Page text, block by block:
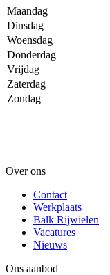
Maandag
Dinsdag
Woensdag
Donderdag
Vrijdag
Zaterdag
Zondag
Over ons
Contact
Werkplaats
Balk Rijwielen
Vacatures
Nieuws
Ons aanbod